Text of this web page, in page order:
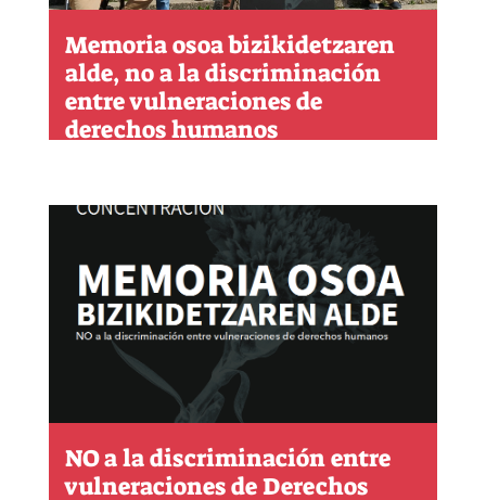
Memoria osoa bizikidetzaren
alde, no a la discriminación
entre vulneraciones de
derechos humanos
NO a la discriminación entre
vulneraciones de Derechos